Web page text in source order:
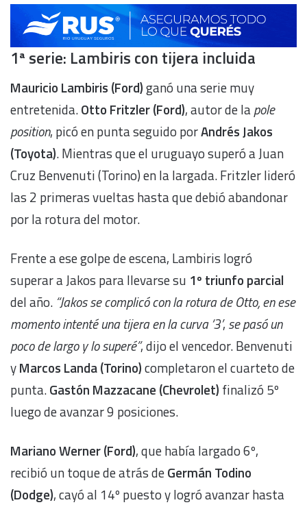
1ª serie: Lambiris con tijera incluida
Mauricio Lambiris (Ford)ganó una serie muy
entretenida.Otto Fritzler (Ford), autor de lapole
position, picó en punta seguido porAndrés Jakos
(Toyota). Mientras que el uruguayo superó a Juan
Cruz Benvenuti (Torino) en la largada. Fritzler lideró
las 2 primeras vueltas hasta que debió abandonar
por la rotura del motor.
Frente a ese golpe de escena, Lambiris logró
superar a Jakos para llevarse su 1º triunfo parcial
del año. “Jakos se complicó con la rotura de Otto, en ese
momento intenté una tijera en la curva ‘3’, se pasó un
poco de largo y lo superé”, dijo el vencedor. Benvenuti
yMarcos Landa (Torino)completaron el cuarteto de
punta.Gastón Mazzacane (Chevrolet) finalizó 5º
luego de avanzar 9 posiciones.
Mariano Werner (Ford), que había largado 6º,
recibió un toque de atrás deGermán Todino
(Dodge), cayó al 14º puesto y logró avanzar hasta